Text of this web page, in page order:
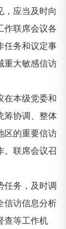
，应当及时向
作联席会议各
任务和议定事
重大敏感信访
本级党委和
筹协调、整体
区的重要信访
。联席会议召
任务，及时调
信访信息分析
查等工作机